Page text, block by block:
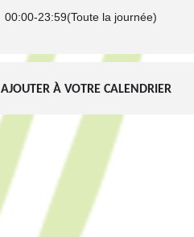
00:00-23:59(Toute la journée)
AJOUTER À VOTRE CALENDRIER